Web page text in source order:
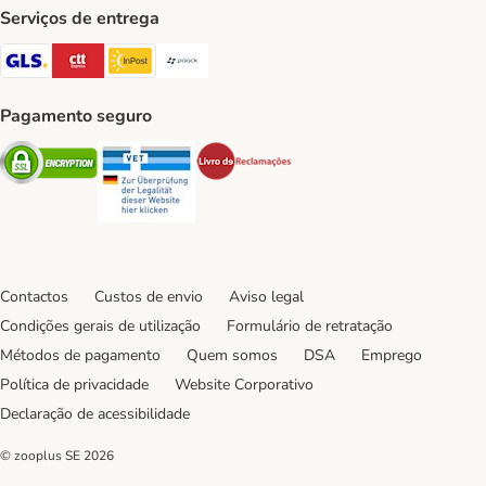
Serviços de entrega
GLS Shipping Method
CTTExpress Shipping Method
InPost Shipping Method
Pagamento seguro
Security Security
Contactos Custos de envio
Aviso legal
Condições gerais de utilização
Formulário de retratação
Métodos de pagamento
Quem somos DSA
Emprego
Política de privacidade
Website Corporativo
Declaração de acessibilidade
© zooplus SE 2026